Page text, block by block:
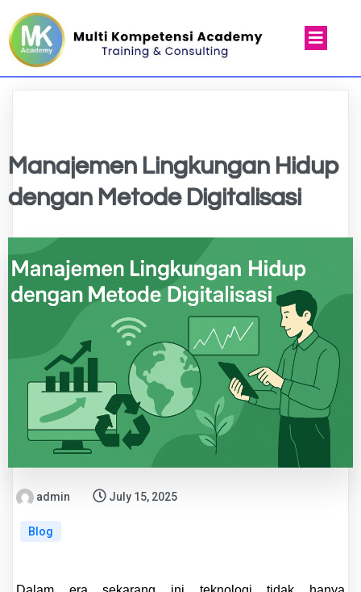
Manajemen Lingkungan Hidup
dengan Metode Digitalisasi
admin July 15, 2025
Blog